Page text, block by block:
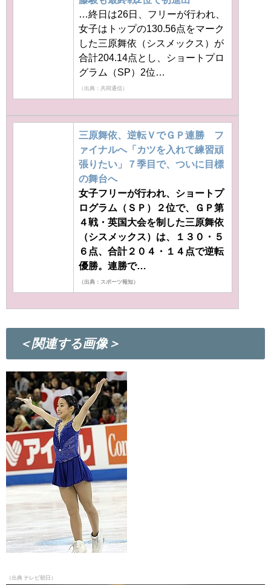
…終日は26日、フリーが行われ、
女子はトップの130.56点をマーク
した三原舞依（シスメックス）が
合計204.14点とし、ショートプロ
グラム（SP）2位…
（出典：共同通信）
三原舞依、逆転ＶでＧＰ連勝 フ
ァイナルへ「カツを入れて練習頑
張りたい」７季目で、ついに目標
の舞台へ
女子フリーが行われ、ショートプ
ログラム（ＳＰ）２位で、ＧＰ第
４戦・英国大会を制した三原舞依
（シスメックス）は、１３０・５
６点、合計２０４・１４点で逆転
優勝。連勝で…
（出典：スポーツ報知）
＜関連する画像＞
（出典 テレビ朝日）